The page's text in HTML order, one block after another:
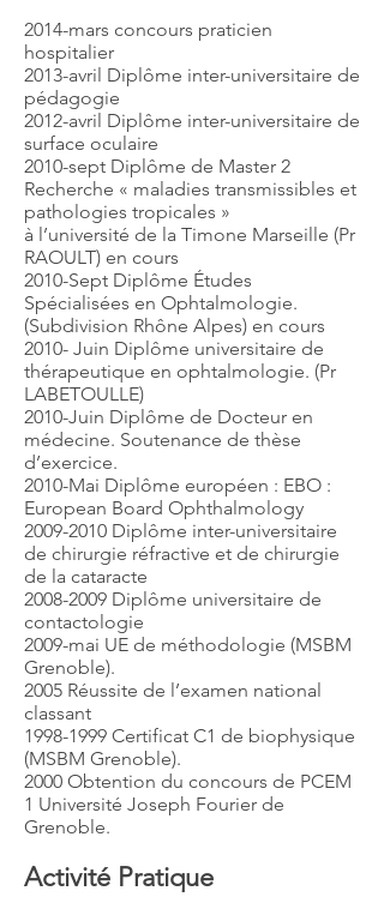
2014-mars concours praticien
hospitalier
2013-avril Diplôme inter-universitaire de
pédagogie
2012-avril Diplôme inter-universitaire de
surface oculaire
2010-sept Diplôme de Master 2
Recherche « maladies transmissibles et
pathologies tropicales »
à l’université de la Timone Marseille (Pr
RAOULT) en cours
2010-Sept Diplôme Études
Spécialisées en Ophtalmologie.
(Subdivision Rhône Alpes) en cours
2010- Juin Diplôme universitaire de
thérapeutique en ophtalmologie. (Pr
LABETOULLE)
2010-Juin Diplôme de Docteur en
médecine. Soutenance de thèse
d’exercice.
2010-Mai Diplôme européen : EBO :
European Board Ophthalmology
2009-2010 Diplôme inter-universitaire
de chirurgie réfractive et de chirurgie
de la cataracte
2008-2009 Diplôme universitaire de
contactologie
2009-mai UE de méthodologie (MSBM
Grenoble).
2005 Réussite de l’examen national
classant
1998-1999 Certificat C1 de biophysique
(MSBM Grenoble).
2000 Obtention du concours de PCEM
1 Université Joseph Fourier de
Grenoble.
Activité Pratique